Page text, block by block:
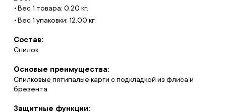
Вес 1 товара: 0.20 кг.
Вес 1 упаковки: 12.00 кг.
Состав:
Спилок
Основые преимущества:
Спилковые пятипалые карги с подкладкой из флиса и
брезента
Защитные функции: